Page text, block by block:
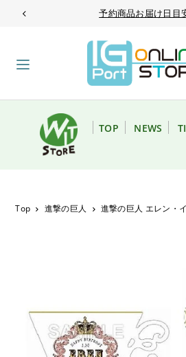
TRANSLATION MISSING:予約商品お届け日目
TOP NEWS
Top 進撃の巨人 進撃の巨人 エレン・